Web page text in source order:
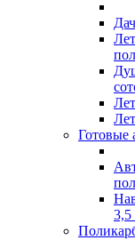
Готовые
3,5